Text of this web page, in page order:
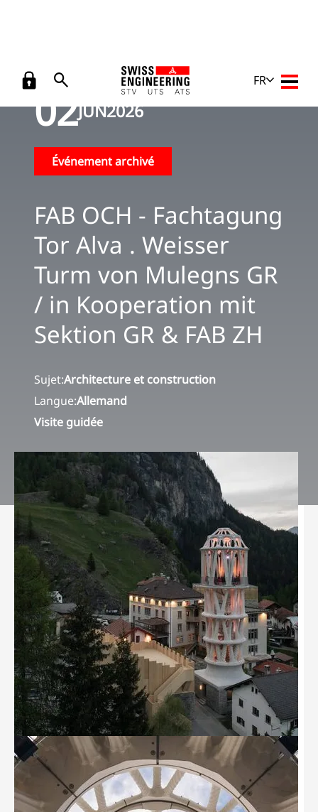
FR Open
02JUN2026
Événement archivé
FAB OCH - Fachtagung
Tor Alva . Weisser
Turm von Mulegns GR
/ in Kooperation mit
Sektion GR & FAB ZH
Sujet:Architecture et construction
Langue:Allemand
Visite guidée